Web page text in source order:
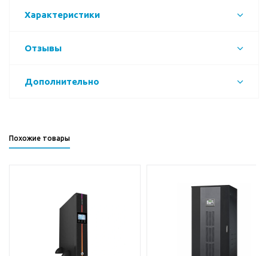
Характеристики
Отзывы
Дополнительно
Похожие товары